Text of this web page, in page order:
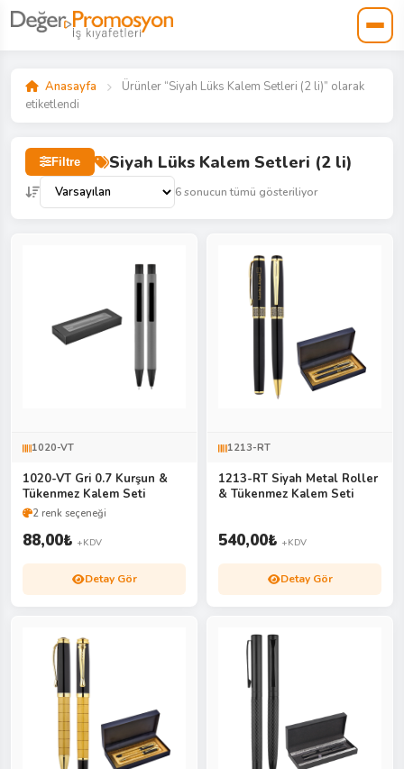
Anasayfa
Ürünler “Siyah Lüks Kalem Setleri (2 li)” olarak
etiketlendi
Filtre Siyah Lüks Kalem Setleri (2 li)
6 sonucun tümü gösteriliyor
1020-VT
1020-VT Gri 0.7 Kurşun &
Tükenmez Kalem Seti
2 renk seçeneği
88,00₺ +KDV
Detay Gör
1213-RT
1213-RT Siyah Metal Roller
& Tükenmez Kalem Seti
540,00₺ +KDV
Detay Gör